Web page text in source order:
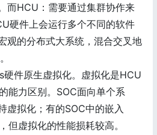
而HCU：需要通过集群协作来
硬件上会运行多个不同的软件
观的分布式大系统，混合交叉地
。
硬件原生虚拟化。虚拟化是HCU
能力区别。SOC面向单个系
虚拟化；有的SOC中的嵌入
但虚拟化的性能损耗较高。